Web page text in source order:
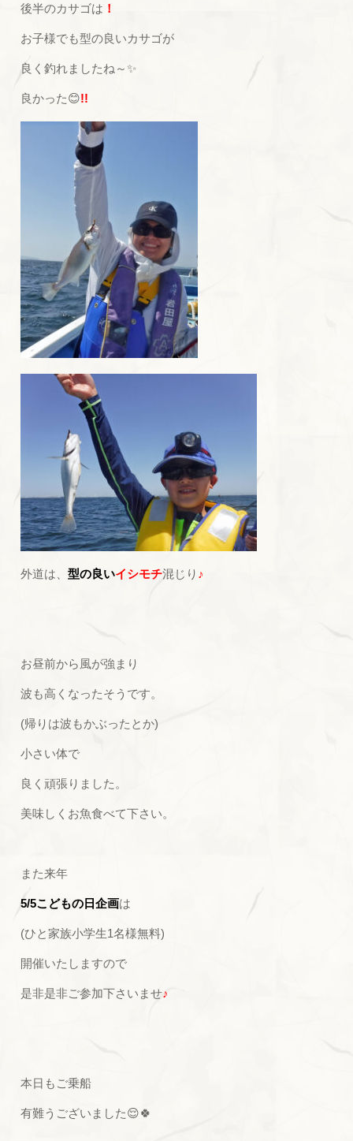
後半のカサゴは ！
お子様でも型の良いカサゴが
良く釣れましたね～✨
良かった😊!!
外道は、型の良いイシモチ混じり ♪
お昼前から風が強まり
波も高くなったそうです。
(帰りは波もかぶったとか)
小さい体で
良く頑張りました。
美味しくお魚食べて下さい。
また来年
5/5こどもの日企画は
(ひと家族小学生1名様無料)
開催いたしますので
是非是非ご参加下さいませ♪
本日もご乗船
有難うございました😌🍀